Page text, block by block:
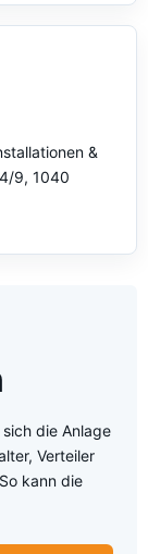
&
9, 1040
die Anlage
Verteiler
kann die